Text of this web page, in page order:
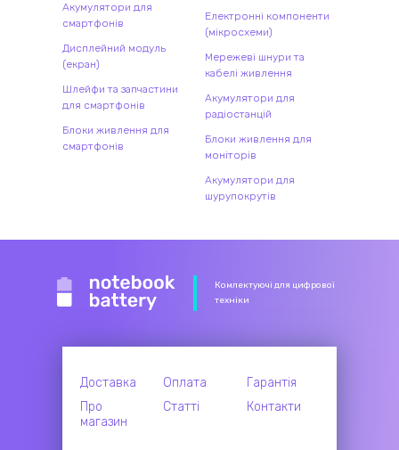
Акумулятори для
смартфонів
Дисплейний модуль
(екран)
Шлейфи та запчастини
для смартфонів
Блоки живлення для
смартфонів
Електронні компоненти
(мікросхеми)
Мережеві шнури та
кабелі живлення
Акумулятори для
радіостанцій
Блоки живлення для
моніторів
Акумулятори для
шурупокрутів
Комлектуючі для цифрової
техніки
Доставка Оплата
Гарантія
Про
магазин
Статті Контакти